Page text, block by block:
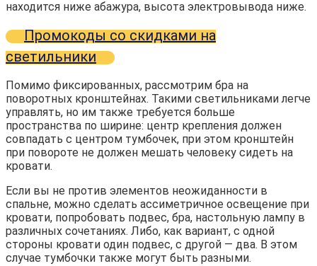
находится ниже абажура, высота электровывода ниже.
Промокоды со скидками на
светильники
Помимо фиксированных, рассмотрим бра на
поворотных кронштейнах. Такими светильниками легче
управлять, но им также требуется больше
пространства по ширине: центр крепления должен
совпадать с центром тумбочек, при этом кронштейн
при повороте не должен мешать человеку сидеть на
кровати.
Если вы не против элементов неожиданности в
спальне, можно сделать ассиметричное освещение при
кровати, попробовать подвес, бра, настольную лампу в
различных сочетаниях. Либо, как вариант, с одной
стороны кровати один подвес, с другой — два. В этом
случае тумбочки также могут быть разными.